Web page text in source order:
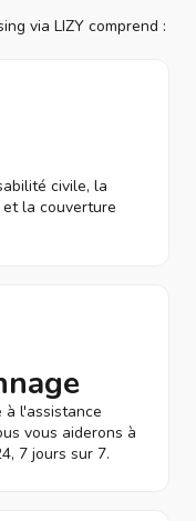
via LIZY comprend :
civile, la
la couverture
à l'assistance
vous aiderons à
7 jours sur 7.